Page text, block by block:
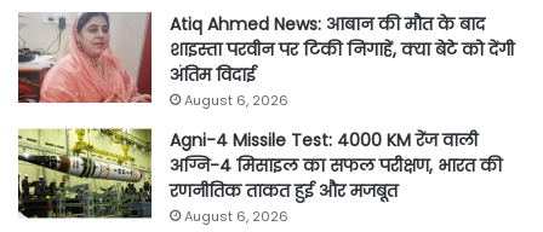
Atiq Ahmed News: आबान की मौत के बाद
शाइस्ता परवीन पर टिकी निगाहें, क्या बेटे को देंगी
अंतिम विदाई
August 6, 2026
Agni-4 Missile Test: 4000 KM रेंज वाली
अग्नि-4 मिसाइल का सफल परीक्षण, भारत की
रणनीतिक ताकत हुई और मजबूत
August 6, 2026